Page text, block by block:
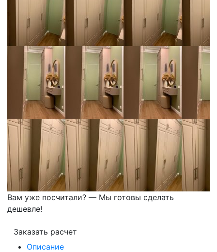
Вам уже посчитали? — Мы готовы сделать
дешевле!
Заказать расчет
Описание